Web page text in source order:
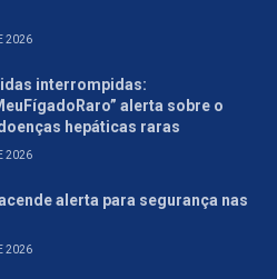
2026
interrompidas:
alerta sobre o
hepáticas raras
2026
alerta para segurança nas
2026